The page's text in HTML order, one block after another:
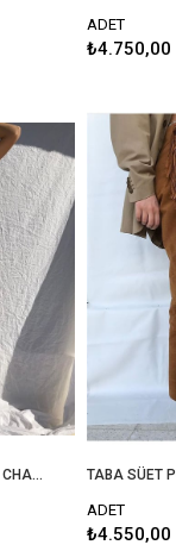
ADET
₺4.750,00
NUDE-BEYAZ VEGAN DERİ CHAPS PANTOLON
ADET
₺4.550,00